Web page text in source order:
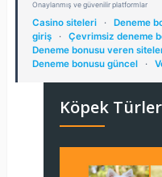
Onaylanmış ve güvenilir platformlar
Casino siteleri · Deneme
giriş
· Çevrimsiz deneme
Deneme bonusu veren
Deneme bonusu güncel
·
Köpek